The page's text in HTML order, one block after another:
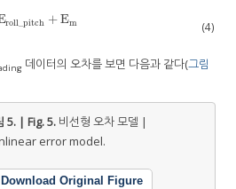
roll_pitch + Em
roll_pitch +Em (4)
데이터의 오차를 보면 다음과 같다(그림
5. | Fig. 5. 비선형 오차 모델 |
error model.
Download Original Figure